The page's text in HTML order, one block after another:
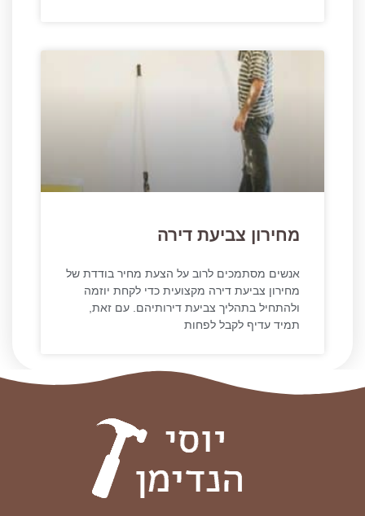
מחירון צביעת דירה
אנשים מסתמכים לרוב על הצעת מחיר בודדת של
מחירון צביעת דירה מקצועית כדי לקחת יוזמה
ולהתחיל בתהליך צביעת דירותיהם. עם זאת,
תמיד עדיף לקבל לפחות